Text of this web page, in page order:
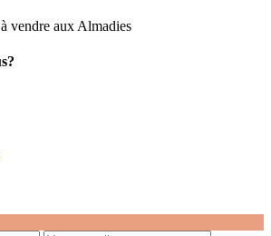
vendre aux Almadies